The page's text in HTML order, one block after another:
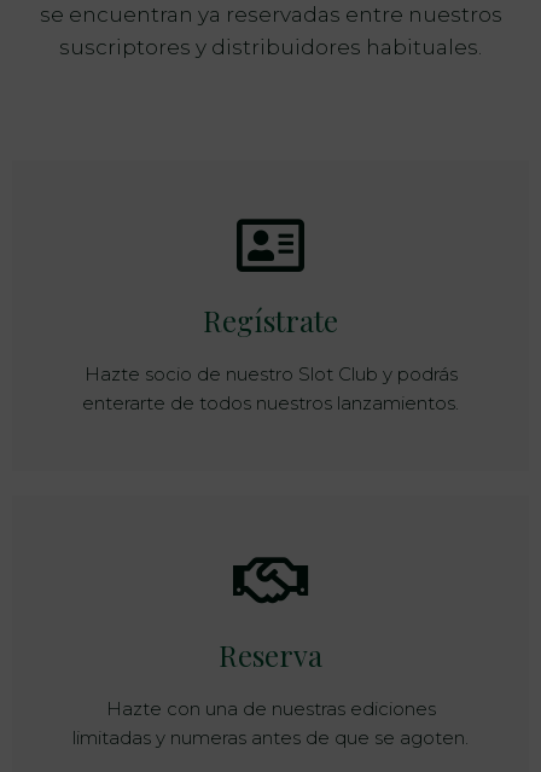
se encuentran ya reservadas entre nuestros
suscriptores y distribuidores habituales.
Regístrate
Hazte socio de nuestro Slot Club y podrás
enterarte de todos nuestros lanzamientos.
Reserva
Hazte con una de nuestras ediciones
limitadas y numeras antes de que se agoten.